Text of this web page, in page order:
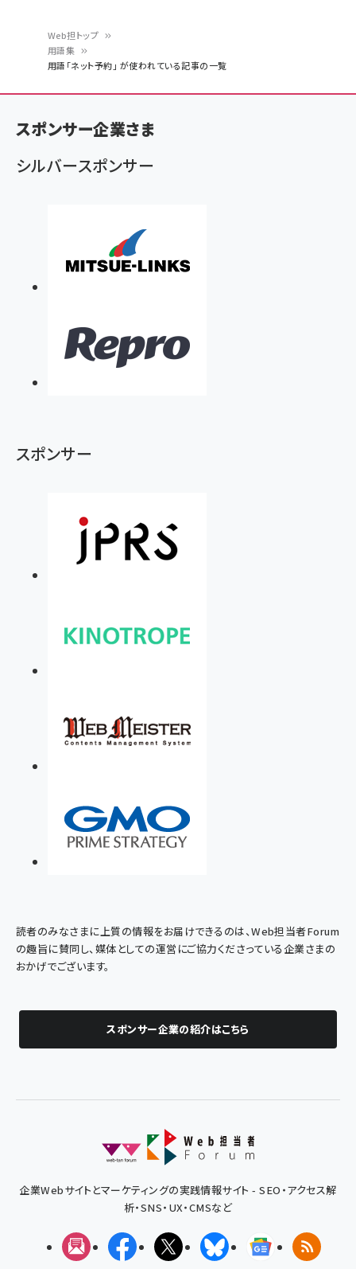
ン
く
ず
Web担トップ
用語集
用語「ネット予約」 が使われている記事の一覧
スポンサー企業さま
シルバースポンサー
スポンサー
読者のみなさまに上質の情報をお届けできるのは、Web担当者Forum
の趣旨に賛同し、媒体としての運営にご協力くださっている企業さまの
おかげでございます。
スポンサー企業の紹介はこちら
企業Webサイトとマーケティングの実践情報サイト - SEO・アクセス解
析・SNS・UX・CMSなど
メルマガFacebookX(エックス)BlueskyGoogleニュ
RSS